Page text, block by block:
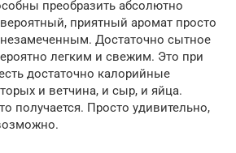
преобразить абсолютно
приятный аромат просто
Достаточно сытное
легким и свежим. Это при
достаточно калорийные
и ветчина, и сыр, и яйца.
получается. Просто удивительно,